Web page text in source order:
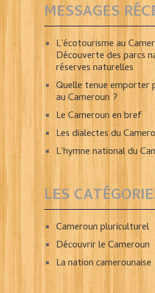
MESSAGES
L’écotourisme au
Découverte des parcs
réserves naturelles
Quelle tenue emporter
au Cameroun ?
Le Cameroun en bref
Les dialectes du
L’hymne national du
LES
Cameroun pluriculturel
Découvrir le Cameroun
La nation camerounaise